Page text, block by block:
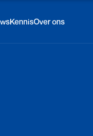
KennisOver ons